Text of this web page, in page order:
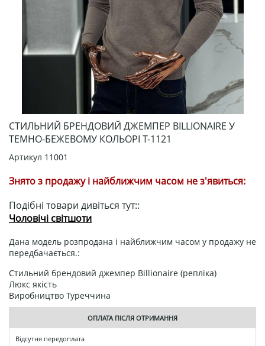
СТИЛЬНИЙ БРЕНДОВИЙ ДЖЕМПЕР BILLIONAIRE У
ТЕМНО-БЕЖЕВОМУ КОЛЬОРІ Т-1121
Артикул 11001
Знято з продажу і найближчим часом не з'явиться:
Подібні товари дивіться тут::
Чоловічі світшоти
Дана модель розпродана і найближчим часом у продажу не
передбачається.:
Стильний брендовий джемпер Billionaire (репліка)
Люкс якість
Виробництво Туреччина
ОПЛАТА ПІСЛЯ ОТРИМАННЯ
Відсутня передоплата